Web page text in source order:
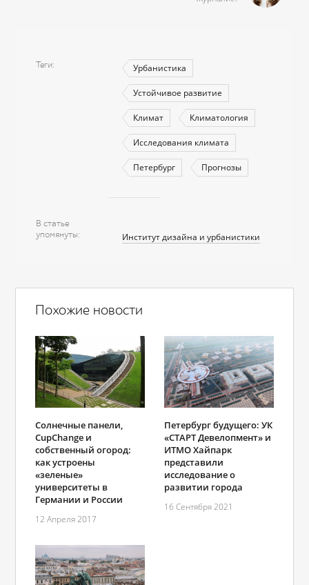
Теги Урбанистика
Устойчивое развитие
Климат Климатология
Исследования климата
Петербург Прогнозы
В статье
упомянуты
Институт дизайна и урбанистики
Похожие новости
Солнечные панели,
CupChange и
собственный огород:
как устроены
«зеленые»
университеты в
Германии и России
12 Апреля 2017
Петербург будущего: УК
«СТАРТ Девелопмент» и
ИТМО Хайпарк
представили
исследование о
развитии города
16 Сентября 2021